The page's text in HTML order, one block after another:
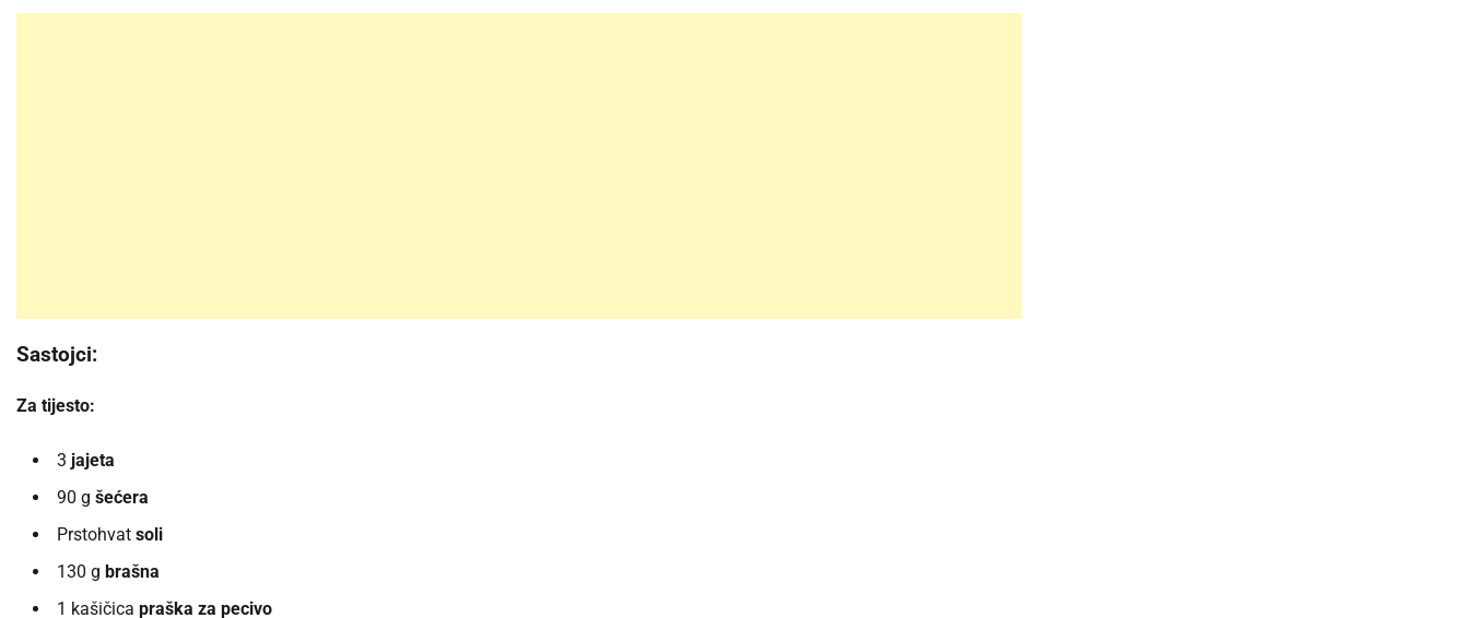
Sastojci:
Za tijesto:
3 jajeta
90 g šećera
Prstohvat soli
130 g brašna
1 kašičica praška za pecivo